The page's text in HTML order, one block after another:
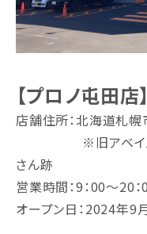
【プロノ屯田店】
店舗住所：北海道札
※旧アベイル屯
さん跡
営業時間：9：00～20：
オープン日：2024年9